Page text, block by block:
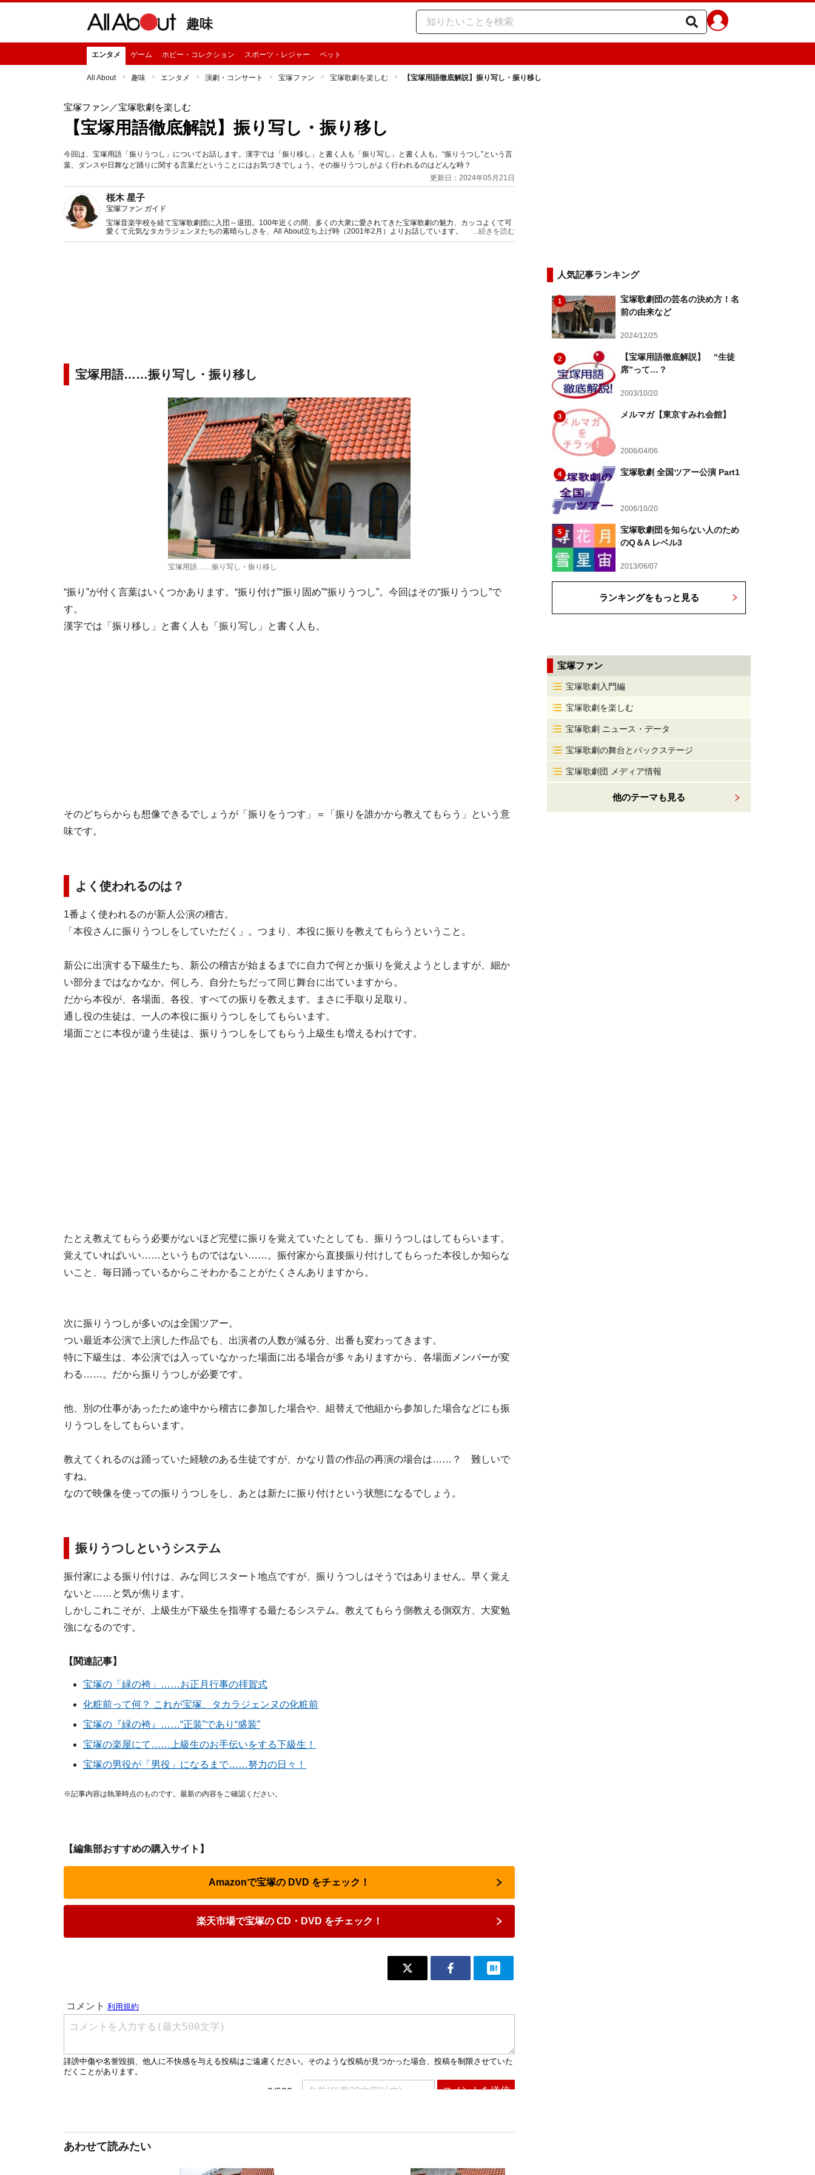
趣味
エンタメ ゲーム ホビー・コレクション スポーツ・レジャー ペット
All About 趣味 エンタメ 演劇・コンサート 宝塚ファン 宝塚歌劇を楽しむ 【宝塚用語徹底解説】振り写し・振り移し
宝塚ファン ／宝塚歌劇を楽しむ
【宝塚用語徹底解説】振り写し・振り移し
今回は、宝塚用語「振りうつし」についてお話します。漢字では「振り移し」と書く人も「振り写し」と書く人も。“振りうつし”という言
葉、ダンスや日舞など踊りに関する言葉だということにはお気づきでしょう。その振りうつしがよく行われるのはどんな時？
更新日：2024年05月21日
桜木 星子
宝塚ファン ガイド
宝塚音楽学校を経て宝塚歌劇団に入団～退団。100年近くの間、多くの大衆に愛されてきた宝塚歌劇の魅力、カッコよくて可
愛くて元気なタカラジェンヌたちの素晴らしさを、All About立ち上げ時（2001年2月）よりお話しています。
...続きを読む
宝塚用語……振り写し・振り移し
宝塚用語……振り写し・振り移し
“振り”が付く言葉はいくつかあります。“振り付け”“振り固め”“振りうつし”。今回はその“振りうつし”で
す。
漢字では「振り移し」と書く人も「振り写し」と書く人も。
そのどちらからも想像できるでしょうが「振りをうつす」＝「振りを誰かから教えてもらう」という意
味です。
よく使われるのは？
1番よく使われるのが新人公演の稽古。
「本役さんに振りうつしをしていただく」。つまり、本役に振りを教えてもらうということ。
新公に出演する下級生たち、新公の稽古が始まるまでに自力で何とか振りを覚えようとしますが、細か
い部分まではなかなか。何しろ、自分たちだって同じ舞台に出ていますから。
だから本役が、各場面、各役、すべての振りを教えます。まさに手取り足取り。
通し役の生徒は、一人の本役に振りうつしをしてもらいます。
場面ごとに本役が違う生徒は、振りうつしをしてもらう上級生も増えるわけです。
たとえ教えてもらう必要がないほど完璧に振りを覚えていたとしても、振りうつしはしてもらいます。
覚えていればいい……というものではない……。振付家から直接振り付けしてもらった本役しか知らな
いこと、毎日踊っているからこそわかることがたくさんありますから。
次に振りうつしが多いのは全国ツアー。
つい最近本公演で上演した作品でも、出演者の人数が減る分、出番も変わってきます。
特に下級生は、本公演では入っていなかった場面に出る場合が多々ありますから、各場面メンバーが変
わる……。だから振りうつしが必要です。
他、別の仕事があったため途中から稽古に参加した場合や、組替えで他組から参加した場合などにも振
りうつしをしてもらいます。
教えてくれるのは踊っていた経験のある生徒ですが、かなり昔の作品の再演の場合は……？ 難しいで
すね。
なので映像を使っての振りうつしをし、あとは新たに振り付けという状態になるでしょう。
振りうつしというシステム
振付家による振り付けは、みな同じスタート地点ですが、振りうつしはそうではありません。早く覚え
ないと……と気が焦ります。
しかしこれこそが、上級生が下級生を指導する最たるシステム。教えてもらう側教える側双方、大変勉
強になるのです。
【関連記事】
宝塚の「緑の袴」……お正月行事の拝賀式
化粧前って何？ これが宝塚、タカラジェンヌの化粧前
宝塚の『緑の袴』……“正装”であり“盛装”
宝塚の楽屋にて……上級生のお手伝いをする下級生！
宝塚の男役が「男役」になるまで……努力の日々！
※記事内容は執筆時点のものです。最新の内容をご確認ください。
【編集部おすすめの購入サイト】
Amazonで宝塚の DVD をチェック！
楽天市場で宝塚の CD・DVD をチェック！
あわせて読みたい
人気記事ランキング
1
宝塚歌劇団の芸名の決め方！名
前の由来など
2024/12/25
2
【宝塚用語徹底解説】 “生徒
席”って…？
2003/10/20
3 メルマガ【東京すみれ会館】
2006/04/06
4 宝塚歌劇 全国ツアー公演 Part1
2006/10/20
5
宝塚歌劇団を知らない人のため
のQ＆A レベル3
2013/06/07
ランキングをもっと見る
宝塚ファン
宝塚歌劇入門編
宝塚歌劇を楽しむ
宝塚歌劇 ニュース・データ
宝塚歌劇の舞台とバックステージ
宝塚歌劇団 メディア情報
他のテーマも見る